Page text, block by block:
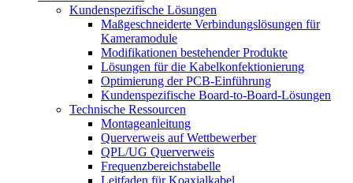
Kundenspezifische Lösungen
Maßgeschneiderte Verbindungslösungen für
Kameramodule
Modifikationen bestehender Produkte
Lösungen für die Kabelkonfektionierung
Optimierung der PCB-Einführung
Kundenspezifische Board-to-Board-Lösungen
Technische Ressourcen
Montageanleitung
Querverweis auf Wettbewerber
QPL/UG Querverweis
Frequenzbereichstabelle